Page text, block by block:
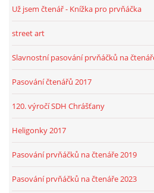
Už jsem čtenář - Knížka pro prvňáčka
street art
Slavnostní pasování prvňáčků na
Pasování čtenářů 2017
120. výročí SDH Chrášťany
Heligonky 2017
Pasování prvňáčků na čtenáře 2019
Pasování prvňáčků na čtenáře 2023